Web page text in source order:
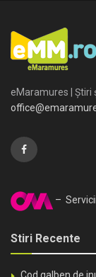
eMaramures | Știri
–
Stiri Recente
Cod galben de